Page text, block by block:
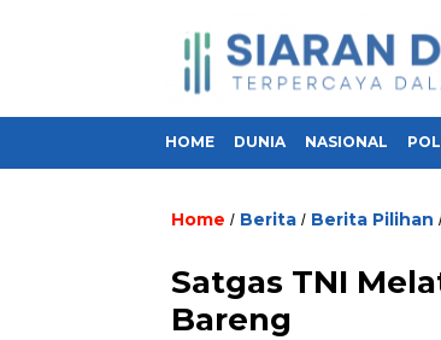
HOME DUNIA NASIONAL
Home / Berita / Berita Pilihan
Satgas TNI
Bareng